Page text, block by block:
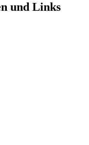
und Links